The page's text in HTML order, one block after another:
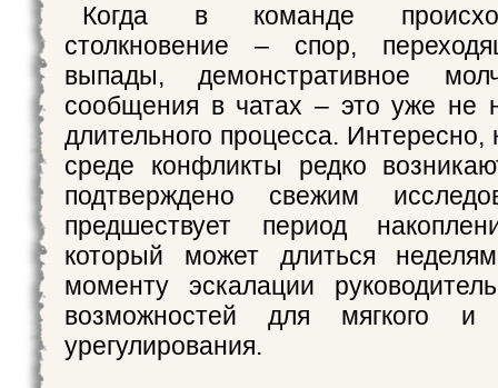
Когда в команде
столкновение – спор,
выпады, демонстративное
сообщения в чатах – это уже не
длительного процесса. Интересно,
среде конфликты редко
подтверждено свежим
предшествует период
который может длиться
моменту эскалации
возможностей для мягкого и
урегулирования.